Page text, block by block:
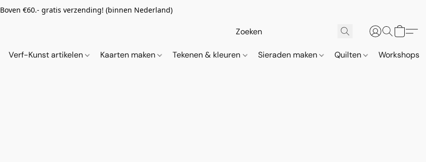
Boven €60.- gratis verzending! (binnen Nederland)
Verf-Kunst artikelen Kaarten maken Tekenen & kleuren Sieraden maken Quilten Workshops